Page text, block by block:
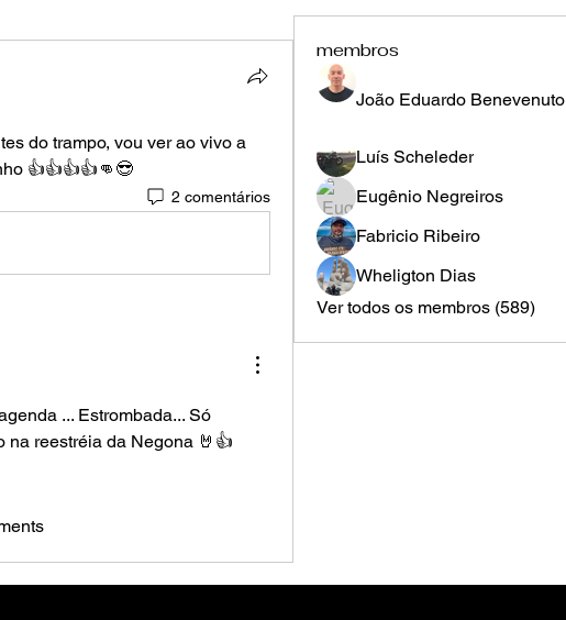
do trampo, vou ver ao vivo a
👍👍👍👍👊😎
2 comentários
... Estrombada... Só
na reestréia da Negona 🤘👍
membros
João Eduardo Benevenuto
Luís Scheleder
Eugênio Negreiros
Fabricio Ribeiro
Wheligton Dias
Ver todos os membros (589)